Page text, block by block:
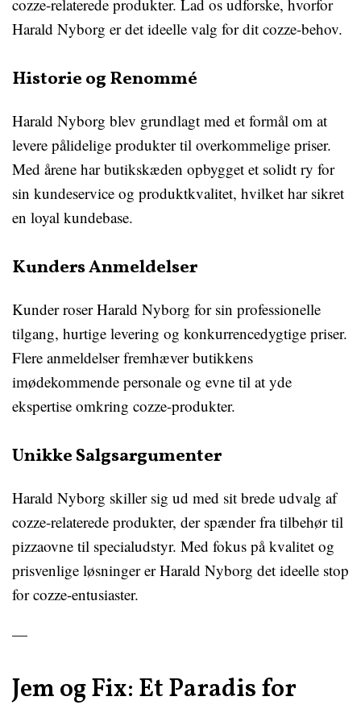
cozze-relaterede produkter. Lad os udforske, hvorfor
Harald Nyborg er det ideelle valg for dit cozze-behov.
Historie og Renommé
Harald Nyborg blev grundlagt med et formål om at
levere pålidelige produkter til overkommelige priser.
Med årene har butikskæden opbygget et solidt ry for
sin kundeservice og produktkvalitet, hvilket har sikret
en loyal kundebase.
Kunders Anmeldelser
Kunder roser Harald Nyborg for sin professionelle
tilgang, hurtige levering og konkurrencedygtige priser.
Flere anmeldelser fremhæver butikkens
imødekommende personale og evne til at yde
ekspertise omkring cozze-produkter.
Unikke Salgsargumenter
Harald Nyborg skiller sig ud med sit brede udvalg af
cozze-relaterede produkter, der spænder fra tilbehør til
pizzaovne til specialudstyr. Med fokus på kvalitet og
prisvenlige løsninger er Harald Nyborg det ideelle stop
for cozze-entusiaster.
—
Jem og Fix: Et Paradis for